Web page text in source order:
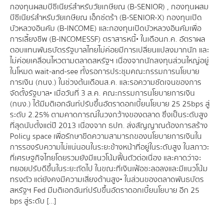
กองทุนผสมบีซีเนียร์สำหรับวัยเกษียณ (B-SENIOR) , กองทุนผสม
บีซีเนียร์สำหรับวัยเกษียณ เอ็กซ์ตร้า (B-SENIOR-X) กองทุนเปิด
บัวหลวงอินคัม (B-INCOME) และกองทุนเปิดบัวหลวงอินคัมเพื่อ
การเลี้ยงชีพ (B-INCOMESSF) ตราสารหนี้• ในเดือนก.ค. อัตราผล
ตอบแทนพันธบัตรรัฐบาลไทยไม่ค่อยมีการเปลี่ยนแปลงมากนัก และ
ไม่ค่อยเคลื่อนไหวตามตลาดสหรัฐฯ เนื่องจากนักลงทุนส่วนใหญ่อยู่
ในโหมด wait-and-see ทั้งรอการประชุมคณะกรรมการนโยบาย
การเงิน (กนง.) ในช่วงต้นเดือนส.ค. และรอความชัดเจนของการ
จัดตั้งรัฐบาล• เมื่อวันที่ 3 ส.ค. คณะกรรมการนโยบายการเงิน
(กนง.) ได้มีมติเอกฉันท์ปรับขึ้นอัตราดอกเบี้ยนโยบาย 25 25bps สู่
ระดับ 2.25% ตามคาดการณ์ในวงกว้างของตลาด ซึ่งเป็นระดับสูง
ที่สุดนับตั้งแต่ปี 2013 เนื่องจาก ธปท. ส่งสัญญาณต้องการสร้าง
Policy space เพื่อรักษาขีดความสามารถของนโยบายการเงินใน
การรองรับความไม่แน่นอนในระยะข้างหน้าที่อยู่ในระดับสูง ในสภาวะ
ที่เศรษฐกิจไทยโดยรวมยังมีแนวโน้มฟื้นตัวต่อเนื่อง และคาดว่าจะ
ทยอยปรับดีขึ้นในระยะถัดไป ในขณะที่เงินเฟ้อชะลอลงและมีแนวโน้ม
ทรงตัว แต่ยังคงมีความเสี่ยงด้านสูง• ในส่วนของตลาดพันธบัตร
สหรัฐฯ Fed มีมติเอกฉันท์ปรับขึ้นอัตราดอกเบี้ยนโยบาย อีก 25
bps สู่ระดับ […]